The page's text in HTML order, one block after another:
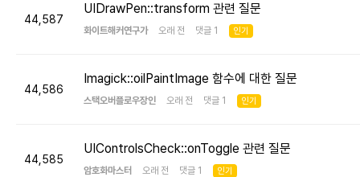
44,587
UIDrawPen::transform 관련 질문
화이트해커연구가 오래 전 댓글 1 인기
44,586
Imagick::oilPaintImage 함수에 대한 질문
스택오버플로우장인 오래 전 댓글 1 인기
44,585
UIControlsCheck::onToggle 관련 질문
암호화마스터 오래 전 댓글 1 인기